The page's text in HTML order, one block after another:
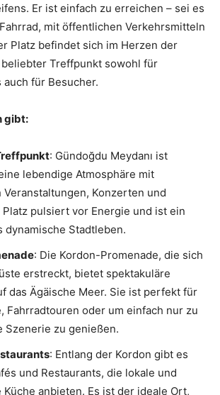
Er ist einfach zu erreichen – sei es
mit öffentlichen Verkehrsmitteln
Platz befindet sich im Herzen der
Treffpunkt sowohl für
auch für Besucher.
gibt:
: Gündoğdu Meydanı ist
lebendige Atmosphäre mit
Veranstaltungen, Konzerten und
Platz pulsiert vor Energie und ist ein
dynamische Stadtleben.
: Die Kordon-Promenade, die sich
erstreckt, bietet spektakuläre
das Ägäische Meer. Sie ist perfekt für
Fahrradtouren oder um einfach nur zu
Szenerie zu genießen.
: Entlang der Kordon gibt es
und Restaurants, die lokale und
anbieten. Es ist der ideale Ort,